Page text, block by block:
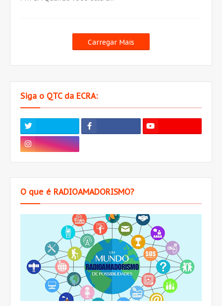
Carregar Mais
Siga o QTC da ECRA:
O que é RADIOAMADORISMO?